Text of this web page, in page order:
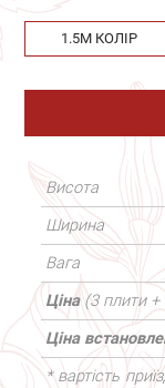
1.5М КОЛІР
Висота
Ширина
Вага
Ціна (3 плити +
Ціна
* вартість